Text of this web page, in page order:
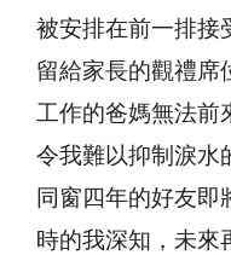
被安排在前一排接
留給家長的觀禮席
工作的爸媽無法前
令我難以抑制淚水
同窗四年的好友即
時的我深知，未來